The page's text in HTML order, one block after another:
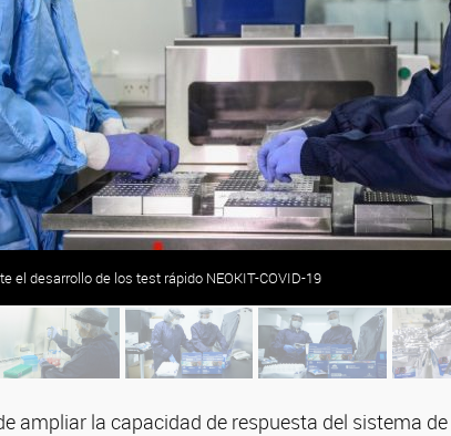
el desarrollo de los test rápido NEOKIT-COVID-19
ampliar la capacidad de respuesta del sistema